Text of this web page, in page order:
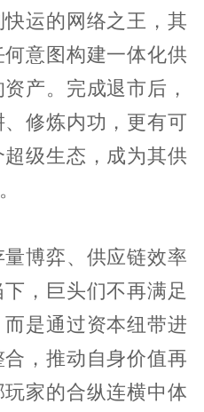
运的网络之王，其
意图构建一体化供
产。完成退市后，
修炼内功，更有可
级生态，成为其供
博弈、供应链效率
，巨头们不再满足
是通过资本纽带进
，推动自身价值再
家的合纵连横中体